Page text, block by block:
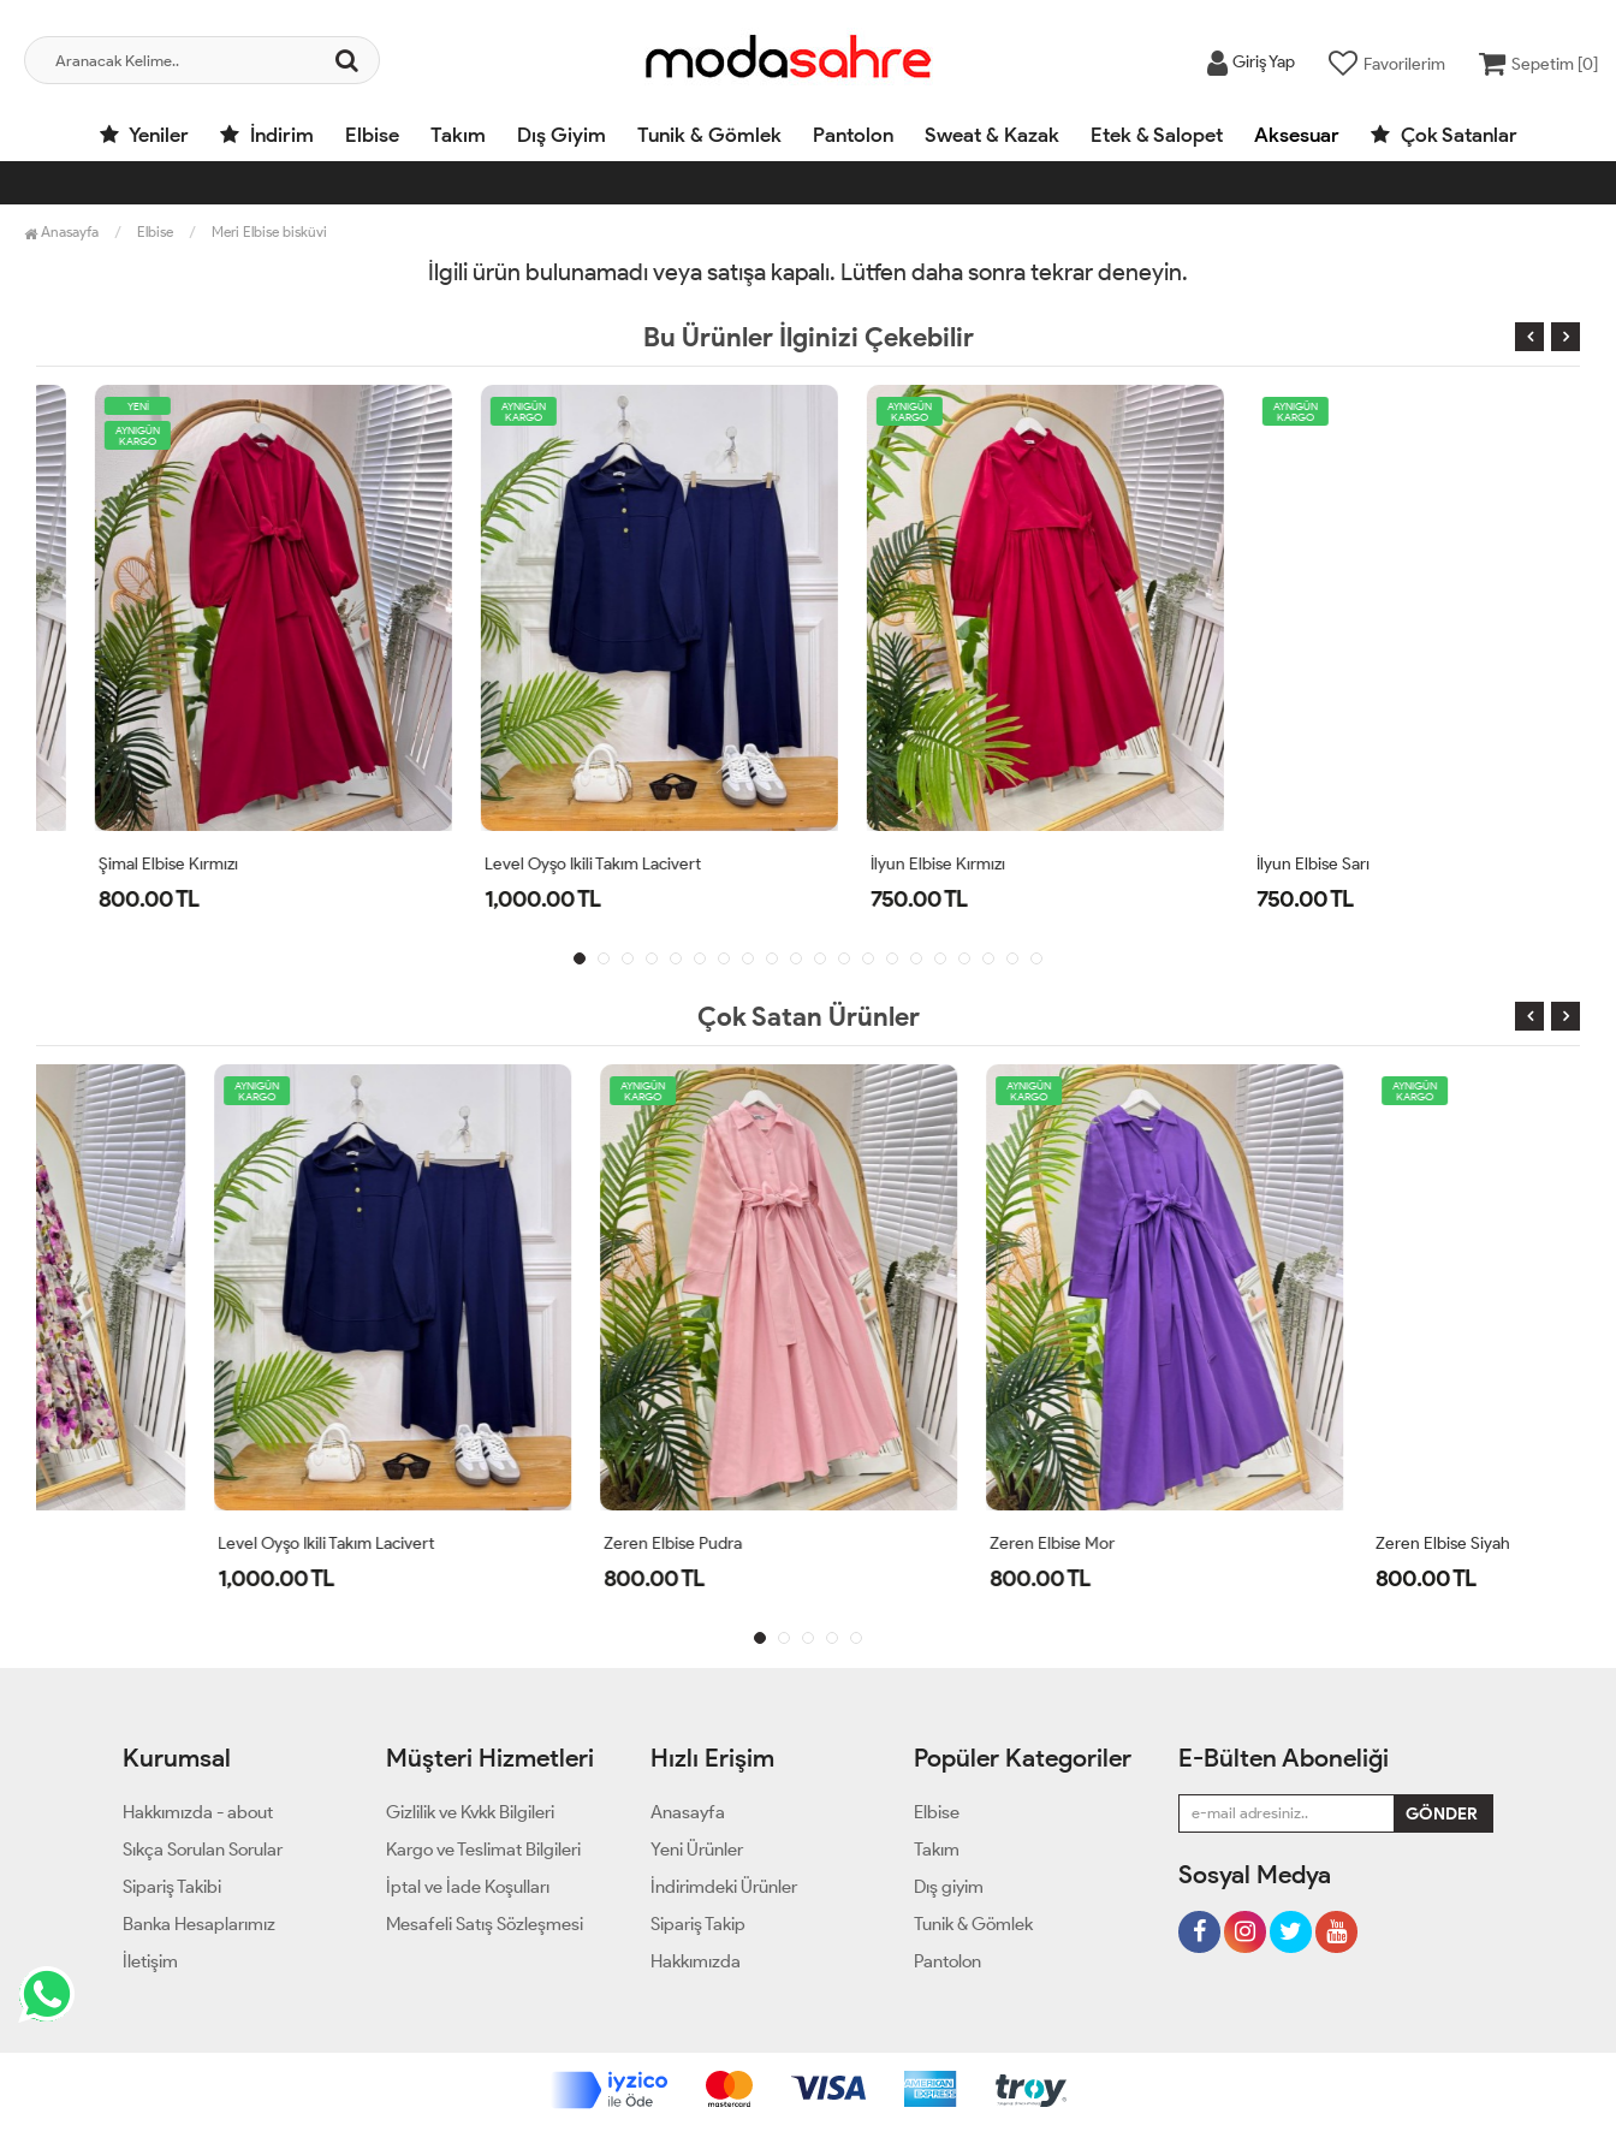
Giriş Yap Favorilerim Sepetim [0]
Yeniler İndirim Elbise Takım Dış Giyim Tunik & Gömlek Pantolon Sweat & Kazak Etek & Salopet Aksesuar Çok Satanlar
Anasayfa Elbise Meri Elbise bisküvi
İlgili ürün bulunamadı veya satışa kapalı. Lütfen daha sonra tekrar deneyin.
Bu Ürünler İlginizi Çekebilir
Şimal Elbise Kırmızı
800.00 TL
Level Oyşo Ikili Takım Lacivert
1,000.00 TL
İlyun Elbise Kırmızı
750.00 TL
İlyun Elbise Sarı
750.00 TL
Çok Satan Ürünler
AYNIGÜN
KARGO
Level Oyşo Ikili Takım Lacivert
AYNIGÜN
KARGO
AYNIGÜN
KARGO
Kurumsal
Hakkımızda - about
Sıkça Sorulan Sorular
Sipariş Takibi
Banka Hesaplarımız
İletişim
Müşteri Hizmetleri
Gizlilik ve Kvkk Bilgileri
Kargo ve Teslimat Bilgileri
İptal ve İade Koşulları
Mesafeli Satış Sözleşmesi
Hızlı Erişim
Anasayfa
Yeni Ürünler
İndirimdeki Ürünler
Sipariş Takip
Hakkımızda
Popüler Kategoriler
Elbise
Takım
Dış giyim
Tunik & Gömlek
Pantolon
E-Bülten Aboneliği
Sosyal Medya